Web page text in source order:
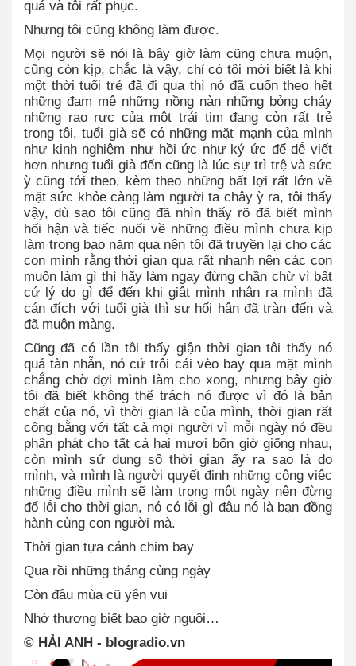
quá và tôi rất phục.
Nhưng tôi cũng không làm được.
Mọi người sẽ nói là bây giờ làm cũng chưa muộn,
cũng còn kịp, chắc là vậy, chỉ có tôi mới biết là khi
một thời tuổi trẻ đã đi qua thì nó đã cuốn theo hết
những đam mê những nồng nàn những bỏng cháy
những rạo rực của một trái tim đang còn rất trẻ
trong tôi, tuổi già sẽ có những mặt mạnh của mình
như kinh nghiệm như hồi ức như ký ức để dễ viết
hơn nhưng tuổi già đến cũng là lúc sự trì trệ và sức
ỳ cũng tới theo, kèm theo những bất lợi rất lớn về
mặt sức khỏe càng làm người ta chây ỳ ra, tôi thấy
vậy, dù sao tôi cũng đã nhìn thấy rõ đã biết mình
hối hận và tiếc nuối về những điều mình chưa kịp
làm trong bao năm qua nên tôi đã truyền lại cho các
con mình rằng thời gian qua rất nhanh nên các con
muốn làm gì thì hãy làm ngay đừng chần chừ vì bất
cứ lý do gì để đến khi giật mình nhận ra mình đã
cán đích với tuổi già thì sự hối hận đã tràn đến và
đã muộn màng.
Cũng đã có lần tôi thấy giận thời gian tôi thấy nó
quá tàn nhẫn, nó cứ trôi cái vèo bay qua mặt mình
chẳng chờ đợi mình làm cho xong, nhưng bây giờ
tôi đã biết không thể trách nó được vì đó là bản
chất của nó, vì thời gian là của mình, thời gian rất
công bằng với tất cả mọi người vì mỗi ngày nó đều
phân phát cho tất cả hai mươi bốn giờ giống nhau,
còn mình sử dụng số thời gian ấy ra sao là do
mình, và mình là người quyết định những công việc
những điều mình sẽ làm trong một ngày nên đừng
đổ lỗi cho thời gian, nó có lỗi gì đâu nó là bạn đồng
hành cùng con người mà.
Thời gian tựa cánh chim bay
Qua rồi những tháng cùng ngày
Còn đâu mùa cũ yên vui
Nhớ thương biết bao giờ nguôi…
© HẢI ANH - blogradio.vn